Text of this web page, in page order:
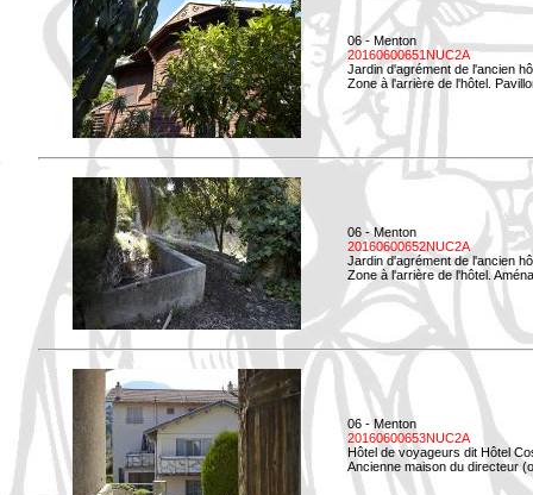
06 - Menton
20160600651NUC2A
Jardin d'agrément de l'ancien
Zone à l'arrière de l'hôtel.
06 - Menton
20160600652NUC2A
Jardin d'agrément de l'ancien
Zone à l'arrière de l'hôtel.
06 - Menton
20160600653NUC2A
Hôtel de voyageurs dit Hôtel
Ancienne maison du directeur